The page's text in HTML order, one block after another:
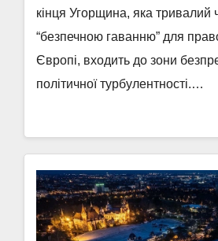
кінця Угорщина, яка тривалий
“безпечною гаванню” для
Європі, входить до зони
політичної турбулентності.…